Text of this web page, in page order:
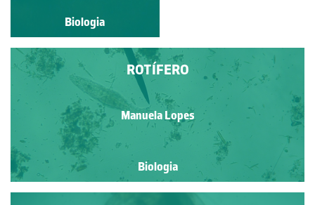
Biologia
ROTÍFERO
Manuela Lopes
Biologia
Biologia